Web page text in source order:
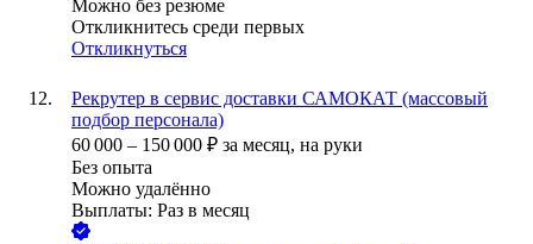
Можно без резюме
Откликнитесь среди первых
Откликнуться
Рекрутер в сервис доставки САМОКАТ (массовый
подбор персонала)
60 000 – 150 000 ₽ за месяц, на руки
Без опыта
Можно удалённо
Выплаты: Раз в месяц